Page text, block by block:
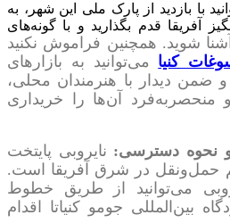
با بازدید از پارک ملی این شهر، به
آفریقا قدم بگذارید و با گونه‌های
شوید. همچنین فراموش نکنید
کنیا می‌توانید به بازارهای
ضمن دیدار با هنرمندان محلی،
و منحصربه‌فرد آن‌ها را خریداری
و نحوه دسترسی: نایروبی پایتخت
حمل‌ونقل در شرق آفریقا است.
می‌توانید از طریق خطوط
بین‌المللی جومو کنیاتا اقدام